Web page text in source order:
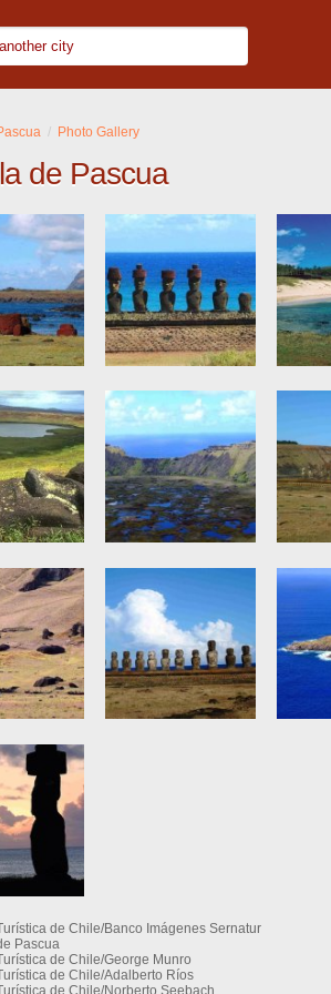
Photo Gallery
de Pascua
de Chile/Banco Imágenes Sernatur
Pascua
de Chile/George Munro
de Chile/Adalberto Ríos
de Chile/Norberto Seebach